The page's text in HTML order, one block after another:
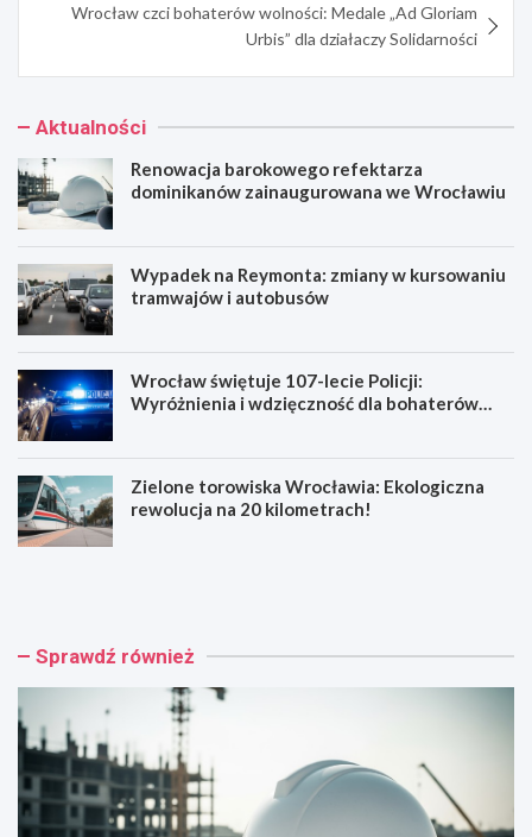
Wrocław czci bohaterów wolności: Medale „Ad Gloriam
Urbis” dla działaczy Solidarności
Aktualności
Renowacja barokowego refektarza
dominikanów zainaugurowana we Wrocławiu
Wypadek na Reymonta: zmiany w kursowaniu
tramwajów i autobusów
Wrocław świętuje 107-lecie Policji:
Wyróżnienia i wdzięczność dla bohaterów
Zielone torowiska Wrocławia: Ekologiczna
rewolucja na 20 kilometrach!
R
a
a
b
a
r
o
W
e
a
R
e
y
m
Sprawdź również